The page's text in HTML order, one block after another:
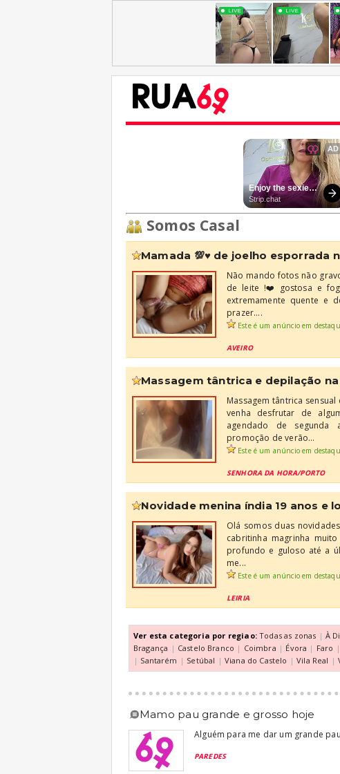
Somos Casal
mamada 💯♥️ de joelho esporrada
Nāo mando fotos nāo
de leite !❤️gostosa e
extremamente quente e
prazer....
Este é um anúncio em
AVEIRO
massagem tântrica e depilação
Massagem tântrica
venha desfrutar de
agendado de segunda
promoção de verão...
Este é um anúncio em
SENHORA DA HORA/PORTO
novidade menina índia 19 anos e
Olá somos duas
cabritinha magrinha
profundo e guloso até a
me...
Este é um anúncio em
LEIRIA
Ver esta categoria por regiao: Todas as zonas | À
Bragança | Castelo Branco | Coimbra | Évora | Faro |
| Santarém | Setúbal | Viana do Castelo | Vila Real |
mamo pau grande e grosso hoje
Alguém para me dar um grande
PAREDES